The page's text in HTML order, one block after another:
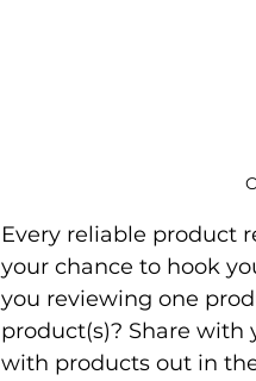
Every reliable product
your chance to hook
you reviewing one
product(s)? Share with
with products out in